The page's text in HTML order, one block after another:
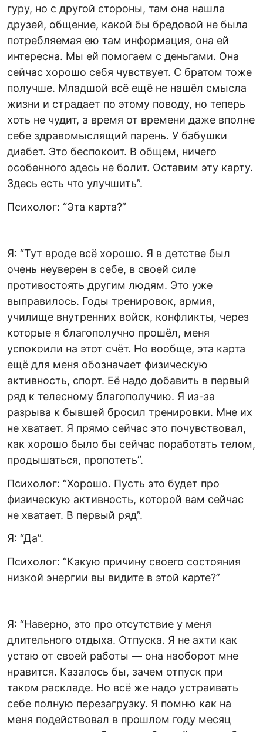
гуру, но с другой стороны, там она нашла
друзей, общение, какой бы бредовой не была
потребляемая ею там информация, она ей
интересна. Мы ей помогаем с деньгами. Она
сейчас хорошо себя чувствует. С братом тоже
получше. Младшой всё ещё не нашёл смысла
жизни и страдает по этому поводу, но теперь
хоть не чудит, а время от времени даже вполне
себе здравомыслящий парень. У бабушки
диабет. Это беспокоит. В общем, ничего
особенного здесь не болит. Оставим эту карту.
Здесь есть что улучшить”.
Психолог: “Эта карта?”
Я: “Тут вроде всё хорошо. Я в детстве был
очень неуверен в себе, в своей силе
противостоять другим людям. Это уже
выправилось. Годы тренировок, армия,
училище внутренних войск, конфликты, через
которые я благополучно прошёл, меня
успокоили на этот счёт. Но вообще, эта карта
ещё для меня обозначает физическую
активность, спорт. Её надо добавить в первый
ряд к телесному благополучию. Я из-за
разрыва к бывшей бросил тренировки. Мне их
не хватает. Я прямо сейчас это почувствовал,
как хорошо было бы сейчас поработать телом,
продышаться, пропотеть”.
Психолог: “Хорошо. Пусть это будет про
физическую активность, которой вам сейчас
не хватает. В первый ряд”.
Я: “Да”.
Психолог: “Какую причину своего состояния
низкой энергии вы видите в этой карте?”
Я: “Наверно, это про отсутствие у меня
длительного отдыха. Отпуска. Я не ахти как
устаю от своей работы — она наоборот мне
нравится. Казалось бы, зачем отпуск при
таком раскладе. Но всё же надо устраивать
себе полную перезагрузку. Я помню как на
меня подействовал в прошлом году месяц